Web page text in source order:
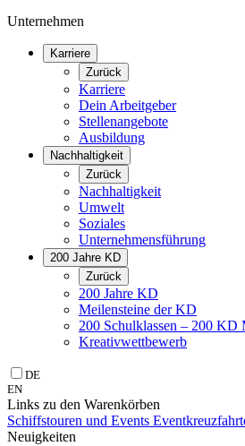
Unternehmen
Karriere
Zurück
Karriere
Dein Arbeitgeber
Stellenangebote
Ausbildung
Nachhaltigkeit
Zurück
Nachhaltigkeit
Umwelt
Soziales
Unternehmens­führung
200 Jahre KD
Zurück
200 Jahre KD
Meilensteine der KD
200 Schulklassen – 200 KD
Kreativwettbewerb
DE
EN
Links zu den Warenkörben
Schiffstouren und Events
Neuigkeiten